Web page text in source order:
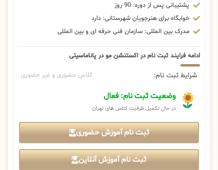
پشتیبانی پس از دوره: 90 روز
خوابگاه برای هنرجویان شهرستانی: دارد
مدرک بین المللی: سازمان فنی حرفه ای و بین المللی
ادامه فرایند ثبت نام در اکستنشن مو در پاناماسیتی
شرایط ثبت نام: کلاس حضوری و غیر حضوری
وضعیت ثبت نام: فعال
در حال تکمیل ظرفیت کلاس های تهران
ثبت نام آموزش حضوری
ثبت نام آموزش آنلاین